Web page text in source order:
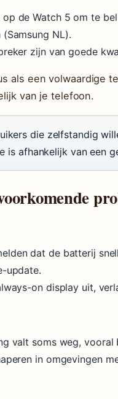
de Watch 5 om te
NL).
zijn van goede
als een volwaardige
van je telefoon.
die zelfstandig
is afhankelijk van een
dat de batterij
update.
on display uit,
valt soms weg,
in omgevingen